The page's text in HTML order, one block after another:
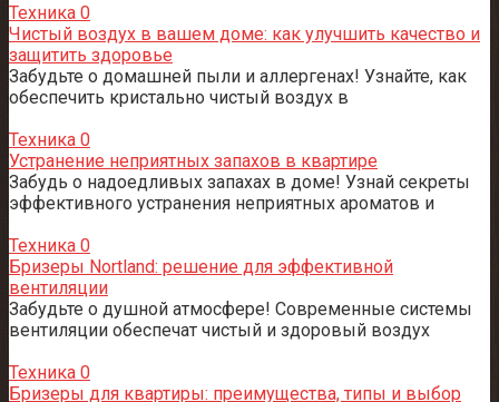
Техника 0
Чистый воздух в вашем доме: как улучшить качество и
защитить здоровье
Забудьте о домашней пыли и аллергенах! Узнайте, как
обеспечить кристально чистый воздух в
Техника 0
Устранение неприятных запахов в квартире
Забудь о надоедливых запахах в доме! Узнай секреты
эффективного устранения неприятных ароматов и
Техника 0
Бризеры Nortland: решение для эффективной
вентиляции
Забудьте о душной атмосфере! Современные системы
вентиляции обеспечат чистый и здоровый воздух
Техника 0
Бризеры для квартиры: преимущества, типы и выбор